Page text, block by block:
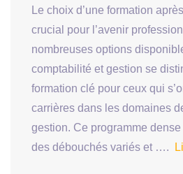
Le choix d’une formation
crucial pour l’avenir
nombreuses options
comptabilité et gestion se
formation clé pour ceux qui
carrières dans les domaines
gestion. Ce programme
des débouchés variés et ….